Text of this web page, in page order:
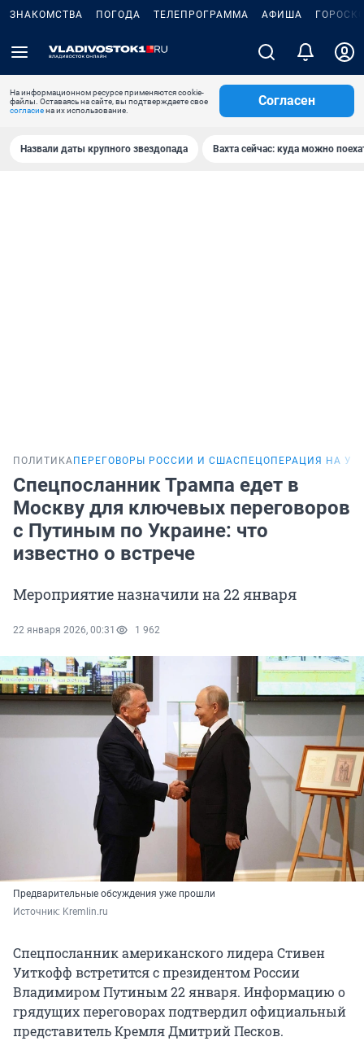
ЗНАКОМСТВА ПОГОДА ТЕЛЕПРОГРАММА АФИША
На информационном ресурсе применяются cookie-
файлы. Оставаясь на сайте, вы подтверждаете свое
согласиена их использование.
Согласен
Назвали даты крупного звездопада Вахта сейчас: куда можно
ПОЛИТИКА ПЕРЕГОВОРЫ РОССИИ И СШАСПЕЦОПЕРАЦИЯ НА
Спецпосланник Трампа едет в
Москву для ключевых переговоров
с Путиным по Украине: что
известно о встрече
Мероприятие назначили на 22 января
22 января 2026, 00:31 1 962
Предварительные обсуждения уже прошли
Источник: Kremlin.ru
Спецпосланник американского лидера Стивен
Уиткофф встретится с президентом России
Владимиром Путиным 22 января. Информацию о
грядущих переговорах подтвердил официальный
представитель Кремля Дмитрий Песков.